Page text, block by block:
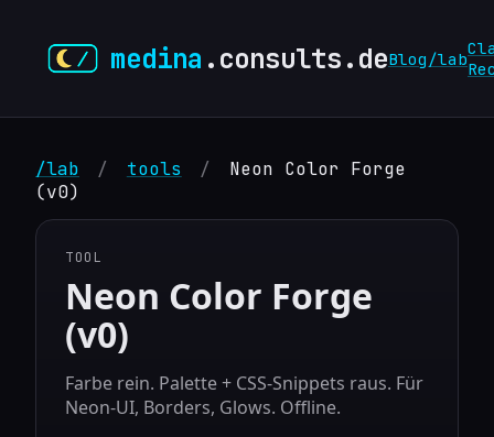
medina .consults.deBlog /lab
/lab / tools /
Neon Color Forge
(v0)
TOOL
Neon Color Forge
(v0)
Farbe rein. Palette + CSS‑Snippets raus. Für
Neon‑UI, Borders, Glows. Offline.